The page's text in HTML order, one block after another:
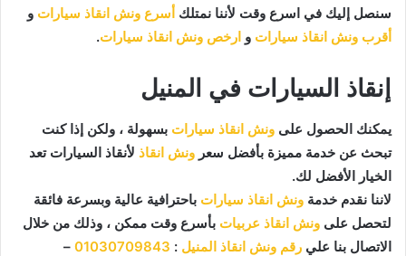
سنصل إليك في اسرع وقت لأننا نمتلك أسرع ونش انقاذ سيارات و
أقرب ونش انقاذ سيارات و ارخص ونش انقاذ سيارات.
إنقاذ السيارات في المنيل
يمكنك الحصول على ونش انقاذ سيارات بسهولة ، ولكن إذا كنت
تبحث عن خدمة مميزة بأفضل سعر ونش انقاذ لأنقاذ السيارات تعد
الخيار الأفضل لك.
لاننا نقدم خدمة ونش انقاذ سيارات باحترافية عالية وبسرعة فائقة
لتحصل على ونش انقاذ عربيات بأسرع وقت ممكن ، وذلك من خلال
الاتصال بنا علي رقم ونش انقاذ المنيل :
01030709843
–